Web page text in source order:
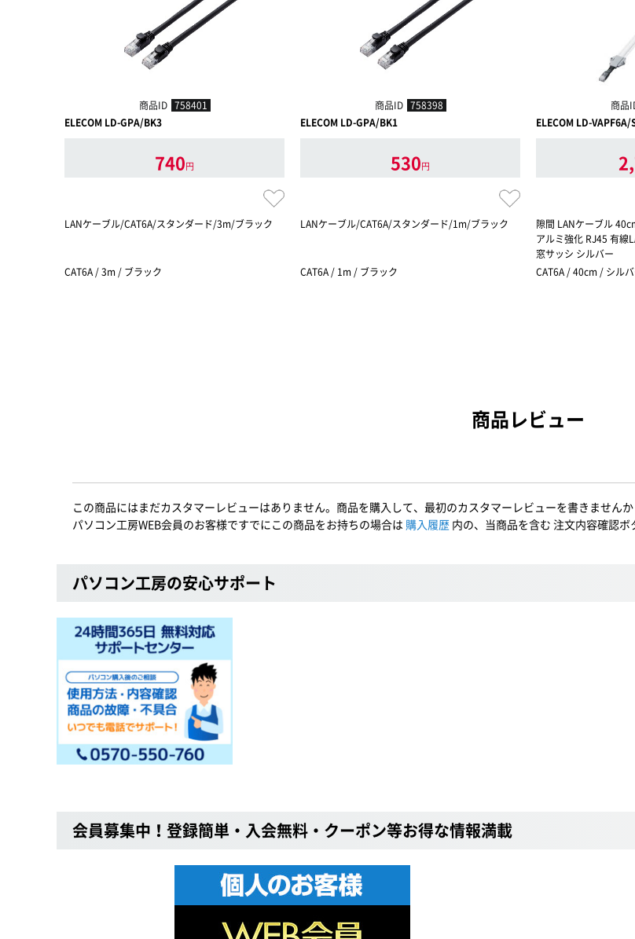
商品ID 758401
ELECOM LD-GPA/BK3
740円
LANケーブル/CAT6A/スタンダード/3m/ブラック
CAT6A / 3m / ブラック
商品ID 758398
ELECOM LD-GPA/BK1
530円
LANケーブル/CAT6A/スタンダード/1m/ブラック
CAT6A / 1m / ブラック
商品
ELECOM LD-VAPF6A/
隙間 LANケーブル
アルミ強化 RJ45 有線
窓サッシ シルバー
CAT6A / 40cm / シル
商品レビュー
この商品にはまだカスタマーレビューはありません。商品を購入して、最初のカスタマーレビューを書きませんか
パソコン工房WEB会員のお客様ですでにこの商品をお持ちの場合は 購入履歴 内の、当商品を含む 注文内容確認
パソコン工房の安心サポート
会員募集中！登録簡単・入会無料・クーポン等お得な情報満載